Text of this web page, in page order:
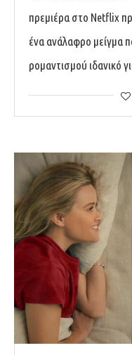
πρεμιέρα στο Netflix
ένα ανάλαφρο μείγμα
ρομαντισμού ιδανικό